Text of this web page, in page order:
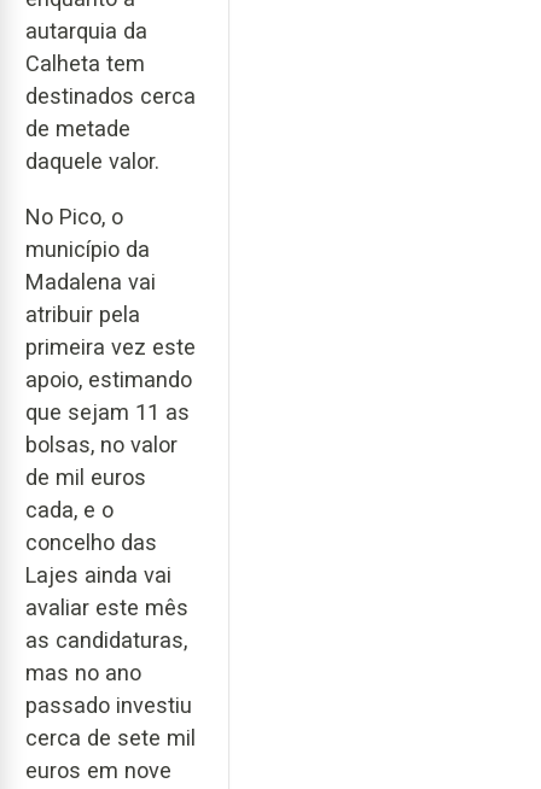
autarquia da
Calheta tem
destinados cerca
de metade
daquele valor.
No Pico, o
município da
Madalena vai
atribuir pela
primeira vez este
apoio, estimando
que sejam 11 as
bolsas, no valor
de mil euros
cada, e o
concelho das
Lajes ainda vai
avaliar este mês
as candidaturas,
mas no ano
passado investiu
cerca de sete mil
euros em nove